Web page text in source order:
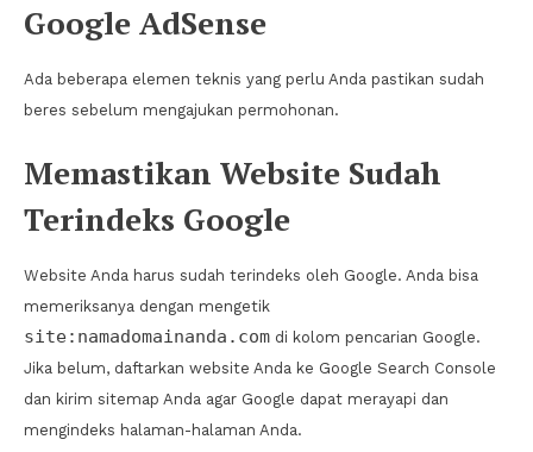
Google AdSense
Ada beberapa elemen teknis yang perlu Anda pastikan sudah
beres sebelum mengajukan permohonan.
Memastikan Website Sudah
Terindeks Google
Website Anda harus sudah terindeks oleh Google. Anda bisa
memeriksanya dengan mengetik
site:namadomainanda.com di kolom pencarian Google.
Jika belum, daftarkan website Anda ke Google Search Console
dan kirim sitemap Anda agar Google dapat merayapi dan
mengindeks halaman-halaman Anda.